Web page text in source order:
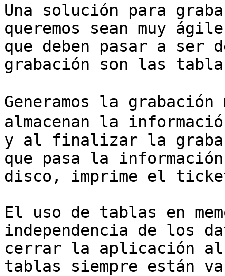
Una solución para
queremos sean muy
que deben pasar a
grabación son las
Generamos la
almacenan la
y al finalizar la
que pasa la
disco, imprime el
El uso de tablas en
independencia de los
cerrar la aplicación
tablas siempre están